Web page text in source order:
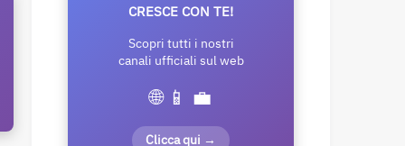
CRESCE CON TE!
Scopri tutti i nostri
canali ufficiali sul web
🌐 📱 💼
Clicca qui →